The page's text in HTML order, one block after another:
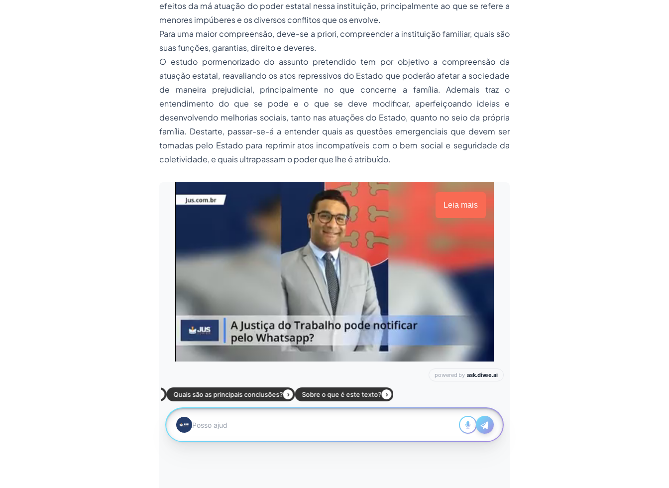
efeitos da má atuação do poder estatal nessa instituição, principalmente ao que se refere a
menores impúberes e os diversos conflitos que os envolve.
Para uma maior compreensão, deve-se a priori, compreender a instituição familiar, quais são
suas funções, garantias, direito e deveres.
O estudo pormenorizado do assunto pretendido tem por objetivo a compreensão da
atuação estatal, reavaliando os atos repressivos do Estado que poderão afetar a sociedade
de maneira prejudicial, principalmente no que concerne a família. Ademais traz o
entendimento do que se pode e o que se deve modificar, aperfeiçoando ideias e
desenvolvendo melhorias sociais, tanto nas atuações do Estado, quanto no seio da própria
família. Destarte, passar-se-á a entender quais as questões emergenciais que devem ser
tomadas pelo Estado para reprimir atos incompatíveis com o bem social e seguridade da
coletividade, e quais ultrapassam o poder que lhe é atribuído.
Leia mais